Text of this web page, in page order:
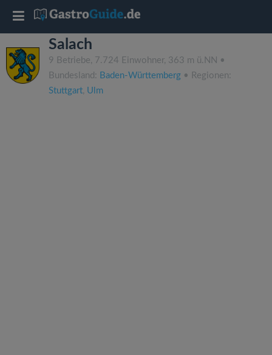
Salach
9 Betriebe, 7.724 Einwohner, 363 m ü.NN •
Bundesland: Baden-Württemberg • Regionen:
Stuttgart, Ulm
T
o
g